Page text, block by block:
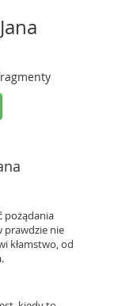
pożądania
prawdzie nie
kłamstwo, od